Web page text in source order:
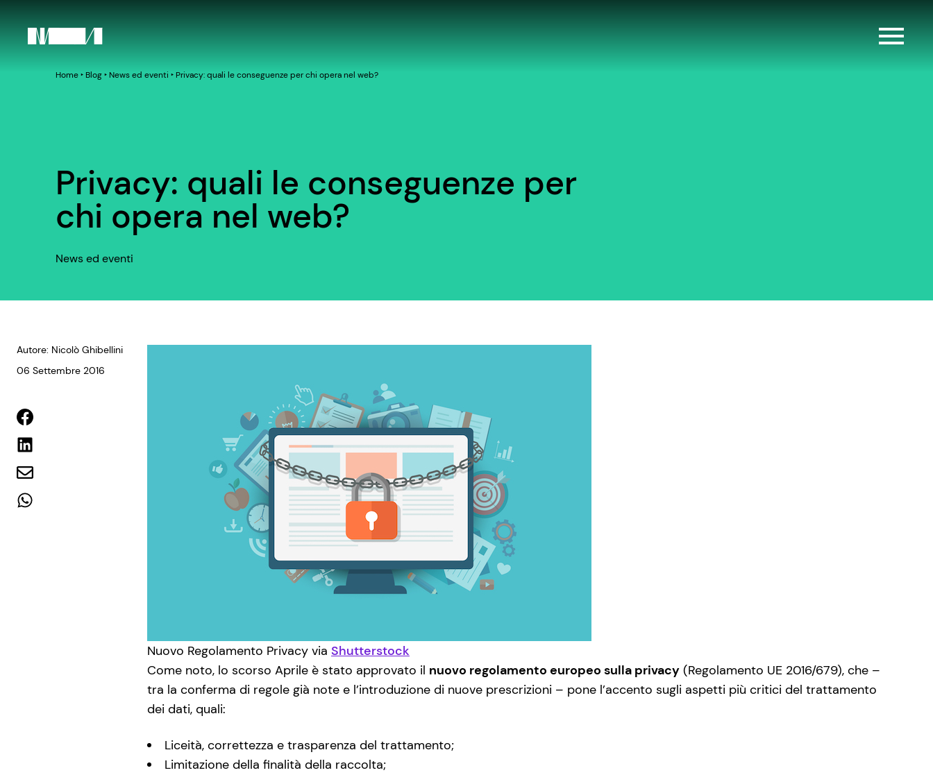
Home‣ Blog‣ News ed eventi ‣ Privacy: quali le conseguenze per chi opera nel web?
Privacy: quali le conseguenze per
chi opera nel web?
News ed eventi
Autore: Nicolò Ghibellini
06 Settembre 2016
Nuovo Regolamento Privacy via Shutterstock
Come noto, lo scorso Aprile è stato approvato il nuovo regolamento europeo sulla privacy (Regolamento UE 2016/679), che –
tra la conferma di regole già note e l’introduzione di nuove prescrizioni – pone l’accento sugli aspetti più critici del trattamento
dei dati, quali:
Liceità, correttezza e trasparenza del trattamento;
Limitazione della finalità della raccolta;